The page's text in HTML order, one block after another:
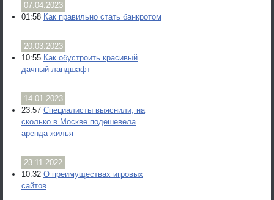
07.04.2023
01:58 Как правильно стать банкротом
20.03.2023
10:55 Как обустроить красивый
дачный ландшафт
14.01.2023
23:57 Специалисты выяснили, на
сколько в Москве подешевела
аренда жилья
23.11.2022
10:32 О преимуществах игровых
сайтов